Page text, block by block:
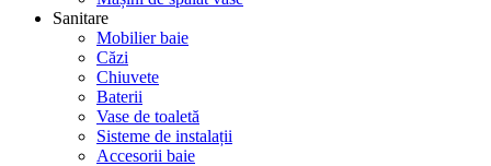
Sanitare
Mobilier baie
Căzi
Chiuvete
Baterii
Vase de toaletă
Sisteme de instalații
Accesorii baie